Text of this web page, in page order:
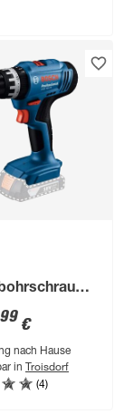
25
18 V
V Akkus
in L-
99 €
nach Hause
in Troisdorf
(4)